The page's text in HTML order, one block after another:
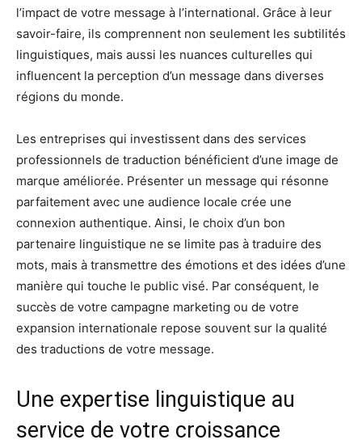
l’impact de votre message à l’international. Grâce à leur
savoir-faire, ils comprennent non seulement les subtilités
linguistiques, mais aussi les nuances culturelles qui
influencent la perception d’un message dans diverses
régions du monde.
Les entreprises qui investissent dans des services
professionnels de traduction bénéficient d’une image de
marque améliorée. Présenter un message qui résonne
parfaitement avec une audience locale crée une
connexion authentique. Ainsi, le choix d’un bon
partenaire linguistique ne se limite pas à traduire des
mots, mais à transmettre des émotions et des idées d’une
manière qui touche le public visé. Par conséquent, le
succès de votre campagne marketing ou de votre
expansion internationale repose souvent sur la qualité
des traductions de votre message.
Une expertise linguistique au
service de votre croissance